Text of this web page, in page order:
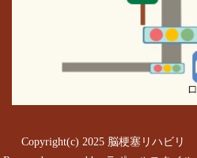
Copyright(c) 2025 脳梗塞リハビリ